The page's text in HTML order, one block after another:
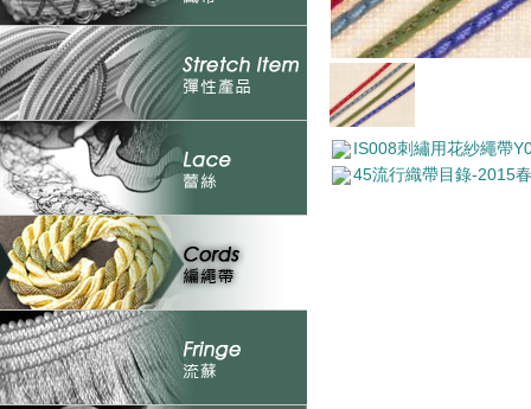
IS008刺繡用花紗繩帶
45流行織帶目錄-2015